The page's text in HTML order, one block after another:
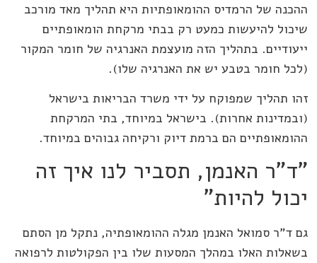
ההכנה של הרמדיס ההומאופתיות היא תהליך מאד מורכב
שיכול להיעשות כמעט רק בבתי מרקחת הומאופתיים
ייעודיים. בתהליך הזה מועצמת האנרגיה של חומר המקור
(לכל חומר בטבע יש את האנרגיה שלו).
זהו תהליך שמפוקח על ידי משרד הבריאות בישראל
(ובמדינות אחרות). בישראל במיוחד, בתי המרקחת
ההומאופתיים הם ברמת דיוק ורקיחה גבוהים במיוחד.
"ד"ר האנמן, תסביר לנו איך זה
יכול להיות"
גם ד"ר סמואל האנמן מגלה ההומאופתיה, נתקל מן הסתם
בשאלות האלו במהלך המסעות שלו בין הפקולטות לרפואה